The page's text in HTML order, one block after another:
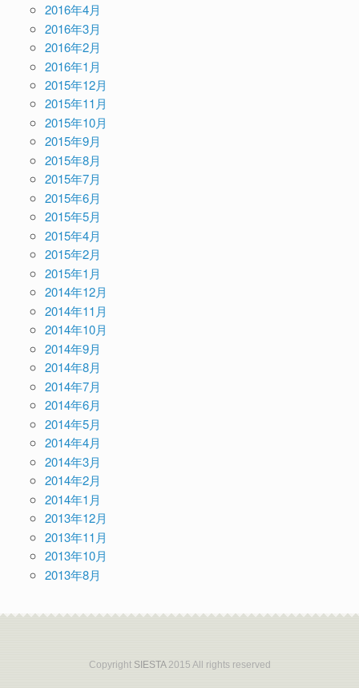
2016年4月
2016年3月
2016年2月
2016年1月
2015年12月
2015年11月
2015年10月
2015年9月
2015年8月
2015年7月
2015年6月
2015年5月
2015年4月
2015年2月
2015年1月
2014年12月
2014年11月
2014年10月
2014年9月
2014年8月
2014年7月
2014年6月
2014年5月
2014年4月
2014年3月
2014年2月
2014年1月
2013年12月
2013年11月
2013年10月
2013年8月
CopyrightSIESTA 2015 All rights reserved